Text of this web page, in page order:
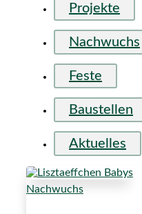
Projekte
Nachwuchs
Feste
Baustellen
Aktuelles
Nachwuchs